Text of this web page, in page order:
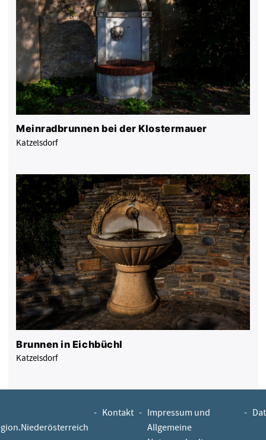
Meinradbrunnen bei der Klostermauer
Katzelsdorf
Brunnen in Eichbüchl
Katzelsdorf
- Kontakt - Impressum und
Allgemeine
-